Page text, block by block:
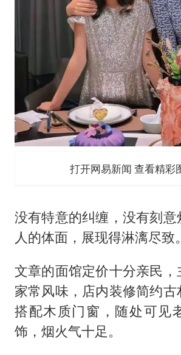
打开网易新闻 查看精彩
没有特意的纠缠，没有刻
人的体面，展现得淋漓尽致。
文章的面馆定价十分亲民
家常风味，店内装修简约
搭配木质门窗，随处可见
饰，烟火气十足。